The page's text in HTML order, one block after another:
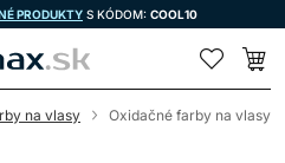
PRODUKTY S KÓDOM: COOL10
na vlasy Oxidačné farby na vlasy